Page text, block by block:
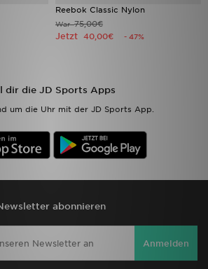
Reebok Classic Nylon
War75,00€
Jetzt 40,00€ - 47%
dir die JD Sports Apps
um die Uhr mit der JD Sports App.
abonnieren
Anmelden